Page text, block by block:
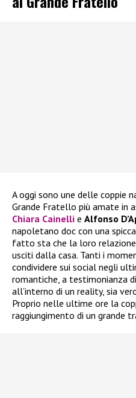
A oggi sono une delle coppie
Grande Fratello più amate in
Chiara Cainelli e Alfonso
napoletano doc con una
fatto sta che la loro
usciti dalla casa. Tanti i
condividere sui social negli
romantiche, a testimonianza
all’interno di un reality, sia
Proprio nelle ultime ore la
raggiungimento di un grande